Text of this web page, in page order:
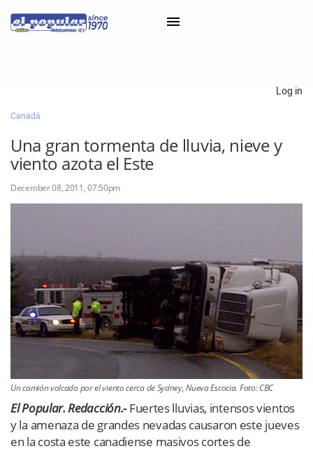
Classifieds
Categorías
Log in
Canadá
Una gran tormenta de lluvia, nieve y
viento azota el Este
December 08, 2011, 07:50pm
Un camión volcado por el viento cerca de Sydney, Nueva Escocia. Foto: CBC
El Popular. Redacción.-Fuertes lluvias, intensos vientos
y la amenaza de grandes nevadas causaron este jueves
en la costa este canadiense masivos cortes de